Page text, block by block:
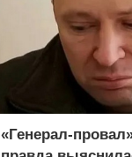
«Генерал-